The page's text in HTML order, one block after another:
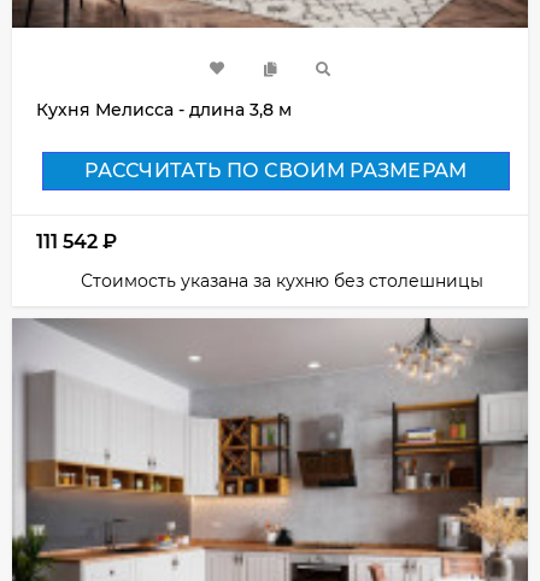
Кухня Мелисса - длина 3,8 м
РАССЧИТАТЬ ПО СВОИМ РАЗМЕРАМ
111 542 ₽
Стоимость указана за кухню без столешницы